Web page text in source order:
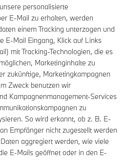
personalisierte
E-Mail zu erhalten, werden
einem Tracking unterzogen und
E-Mail Eingang, Klick auf Links
mit Tracking-Technologien, die es
Marketinginhalte zu
zukünftige, Marketingkampagnen
Zweck benutzen wir
Kampagnenmanagement-Services
zu
So wird erkannt, ob z. B. E-
Empfänger nicht zugestellt werden
aggregiert werden, wie viele
E-Mails geöffnet oder in den E-